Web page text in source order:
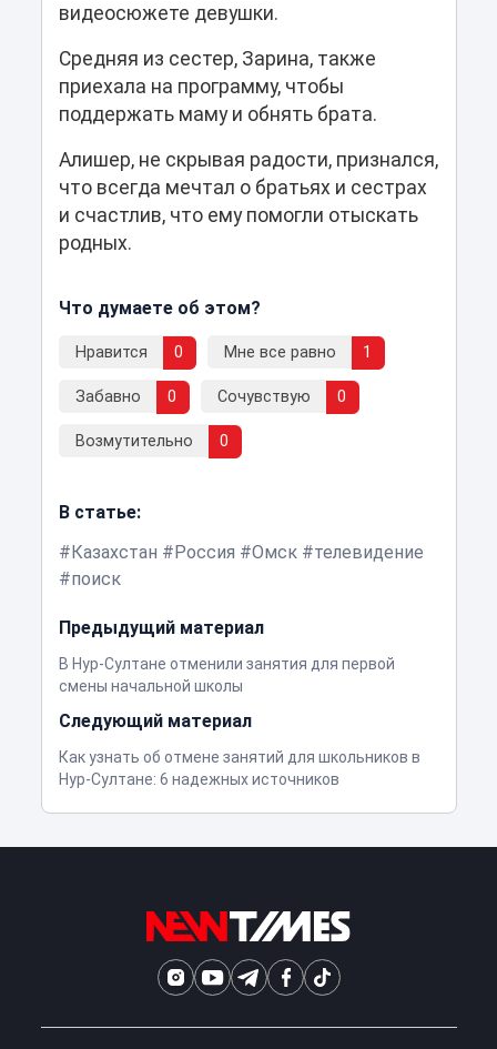
видеосюжете девушки.
Средняя из сестер, Зарина, также
приехала на программу, чтобы
поддержать маму и обнять брата.
Алишер, не скрывая радости, признался,
что всегда мечтал о братьях и сестрах
и счастлив, что ему помогли отыскать
родных.
Что думаете об этом?
Нравится 0 Мне все равно 1
Забавно 0 Сочувствую 0
Возмутительно 0
В статье:
Казахстан
Россия Омск
телевидение
поиск
Предыдущий материал
В Нур-Султане отменили занятия для первой
смены начальной школы
Следующий материал
Как узнать об отмене занятий для школьников в
Нур-Султане: 6 надежных источников